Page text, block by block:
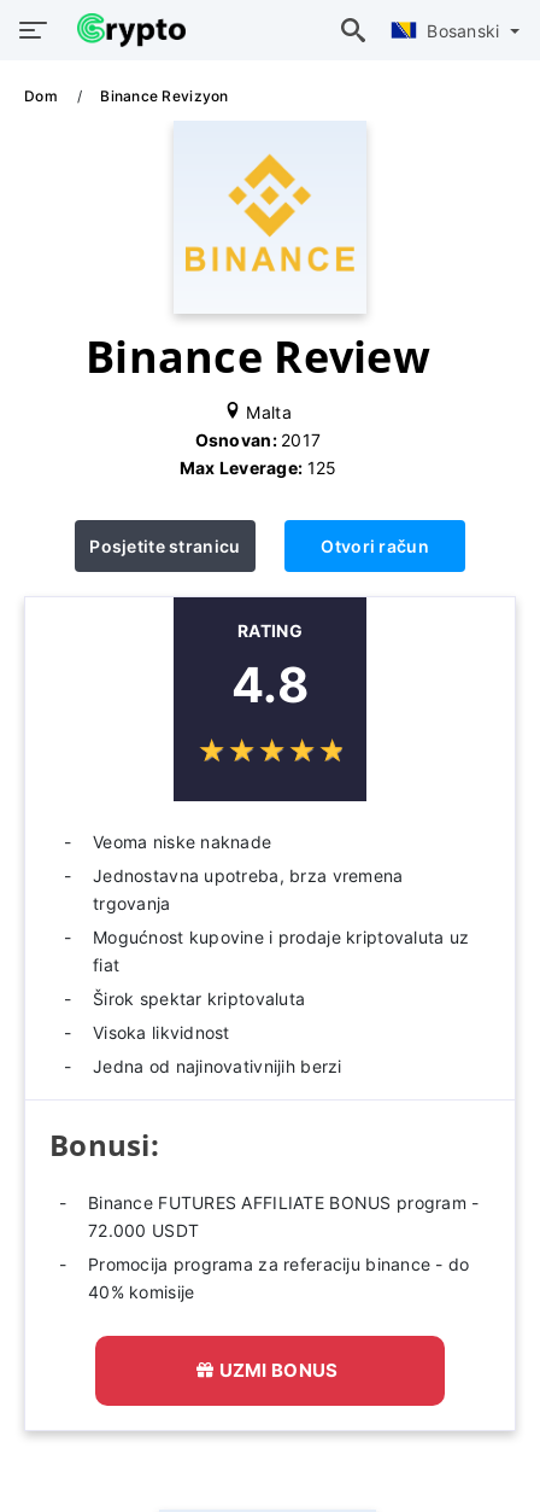
Bosanski
Dom Binance Revizyon
Binance Review
Malta
Osnovan: 2017
Max Leverage: 125
Posjetite stranicu Otvori račun
RATING
4.8
☆☆☆☆☆
★★★★★
Veoma niske naknade
Jednostavna upotreba, brza vremena
trgovanja
Mogućnost kupovine i prodaje kriptovaluta uz
fiat
Širok spektar kriptovaluta
Visoka likvidnost
Jedna od najinovativnijih berzi
Bonusi:
Binance FUTURES AFFILIATE BONUS program -
72.000 USDT
Promocija programa za referaciju binance - do
40% komisije
UZMI BONUS